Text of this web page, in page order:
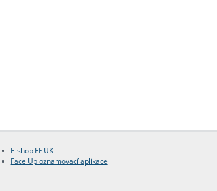
E-shop FF UK
Face Up oznamovací aplikace